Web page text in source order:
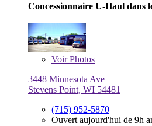
Concessionnaire U-Haul dans
VoirPhotos
3448 Minnesota Ave
Stevens Point, WI 54481
(715) 952-5870
Ouvert aujourd'hui de 9h